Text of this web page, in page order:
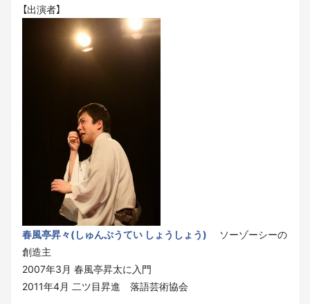
【出演者】
春風亭昇々(しゅんぷうてい しょうしょう)
ソーゾーシーの
創造主
2007年3月 春風亭昇太に入門
2011年4月 二ツ目昇進 落語芸術協会